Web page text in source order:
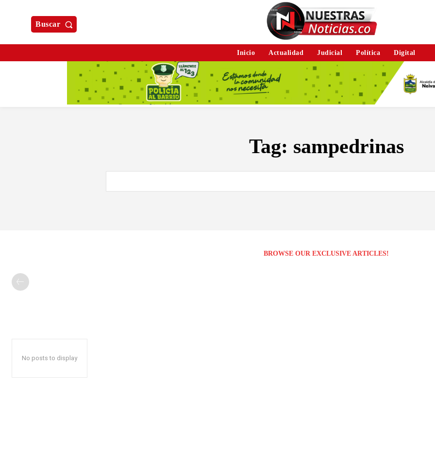
Buscar
Inicio Actualidad Judicial Política Digital
Tag: sampedrinas
BROWSE OUR EXCLUSIVE ARTICLES!
No posts to display